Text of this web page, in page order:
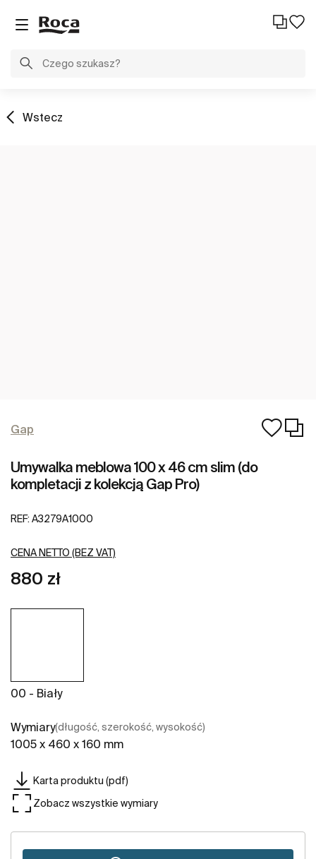
Wstecz
Gap
Umywalka meblowa 100 x 46 cm slim (do
kompletacji z kolekcją Gap Pro)
REF: A3279A1000
CENA NETTO (BEZ VAT)
880 zł
00 - Biały
Wymiary(długość, szerokość, wysokość)
1005 x 460 x 160 mm
Karta produktu (pdf)
Zobacz wszystkie wymiary